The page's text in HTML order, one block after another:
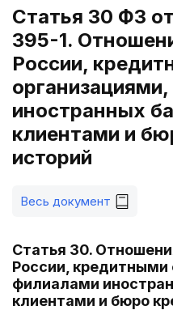
Статья 30 ФЗ
395-1.
России,
иностранных
клиентами и
историй
Весь документ
Статья 30.
России, кредитными
филиалами
клиентами и бюро